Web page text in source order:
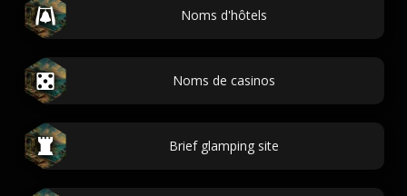
Noms d'hôtels
Noms de casinos
Brief glamping site